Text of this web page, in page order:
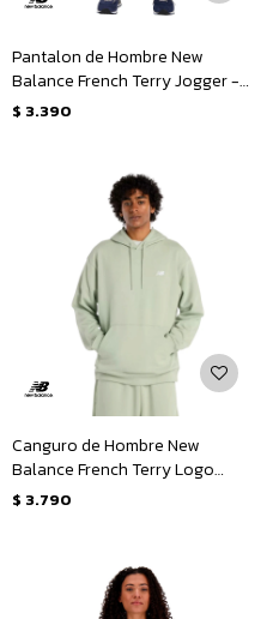
Pantalon de Hombre New
Balance French Terry Jogger -
Azul - Marino
$ 3.390
Canguro de Hombre New
Balance French Terry Logo
Hoodie - Verde Claro
$ 3.790